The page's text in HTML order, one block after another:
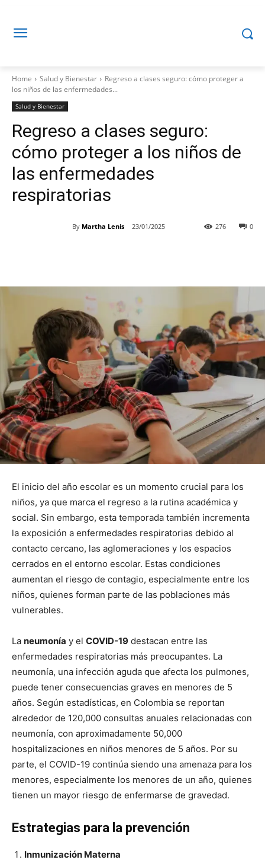
Home Salud y Bienestar
Regreso a clases seguro: cómo proteger a
los niños de las enfermedades...
Salud y Bienestar
Regreso a clases seguro:
cómo proteger a los niños de
las enfermedades
respiratorias
By Martha Lenis 23/01/2025 0
276
El inicio del año escolar es un momento crucial para los
niños, ya que marca el regreso a la rutina académica y
social. Sin embargo, esta temporada también incrementa
la exposición a enfermedades respiratorias debido al
contacto cercano, las aglomeraciones y los espacios
cerrados en el entorno escolar. Estas condiciones
aumentan el riesgo de contagio, especialmente entre los
niños, quienes forman parte de las poblaciones más
vulnerables.
La neumonía y el COVID-19 destacan entre las
enfermedades respiratorias más preocupantes. La
neumonía, una infección aguda que afecta los pulmones,
puede tener consecuencias graves en menores de 5
años. Según estadísticas, en Colombia se reportan
alrededor de 120,000 consultas anuales relacionadas con
neumonía, con aproximadamente 50,000
hospitalizaciones en niños menores de 5 años. Por su
parte, el COVID-19 continúa siendo una amenaza para los
menores, especialmente los menores de un año, quienes
tienen un mayor riesgo de enfermarse de gravedad.
Estrategias para la prevención
Inmunización Materna